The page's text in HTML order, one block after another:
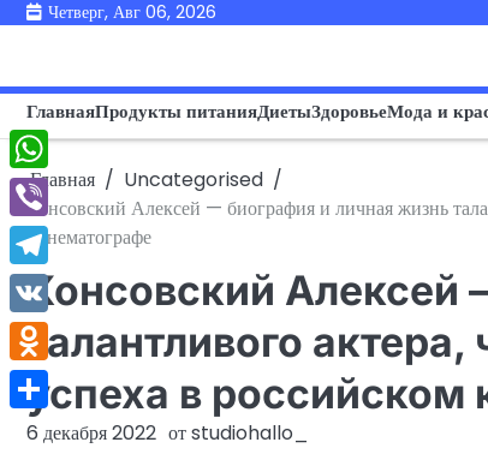
ПерейтиЧетверг, Авг 06, 2026
ГлавнаяПродукты питанияДиетыЗдоровьеМода и
Главная
Uncategorised
Консовский Алексей — биография и личная жизнь
кинематографе
Консовский Алексей
талантливого
успеха в российском
6 декабря 2022 отstudiohallo_
WhatsApp
Viber
Telegram
VK
Odnoklassniki
Отправить